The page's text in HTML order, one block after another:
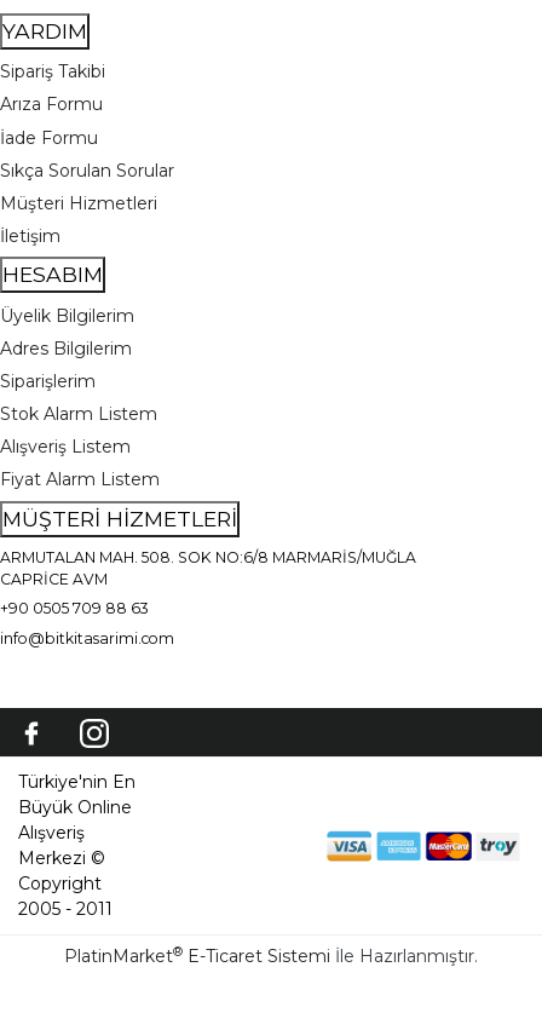
YARDIM
Sipariş Takibi
Arıza Formu
İade Formu
Sıkça Sorulan Sorular
Müşteri Hizmetleri
İletişim
HESABIM
Üyelik Bilgilerim
Adres Bilgilerim
Siparişlerim
Stok Alarm Listem
Alışveriş Listem
Fiyat Alarm Listem
MÜŞTERİ HİZMETLERİ
ARMUTALAN MAH. 508. SOK NO:6/8 MARMARİS/MUĞLA
CAPRİCE AVM
+90 0505 709 88 63
info@bitkitasarimi.com
Türkiye'nin En
Büyük Online
Alışveriş
Merkezi ©
Copyright
2005 - 2011
PlatinMarket® E-Ticaret Sistemi İle Hazırlanmıştır.